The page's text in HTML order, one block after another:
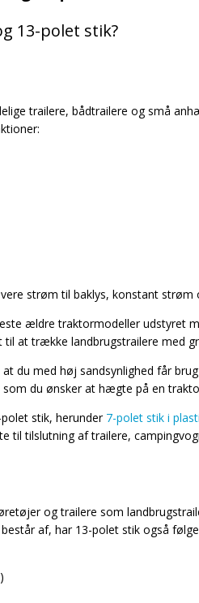
13-polet stik?
trailere, bådtrailere og små
strøm til baklys, konstant strøm
ældre traktormodeller udstyret
at trække landbrugstrailere med
du med høj sandsynlighed får
du ønsker at hægte på en
stik, herunder 7-polet stik i
til tilslutning af trailere,
og trailere som
af, har 13-polet stik også